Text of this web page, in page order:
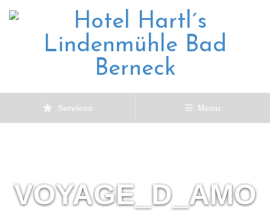
Services Menu
VOYAGE_D_AMO